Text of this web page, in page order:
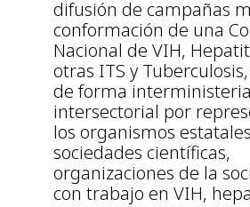
difusión de campañas
conformación de una
Nacional de VIH,
otras ITS y
de forma
intersectorial por
los organismos
sociedades científicas,
organizaciones de la
con trabajo en VIH,